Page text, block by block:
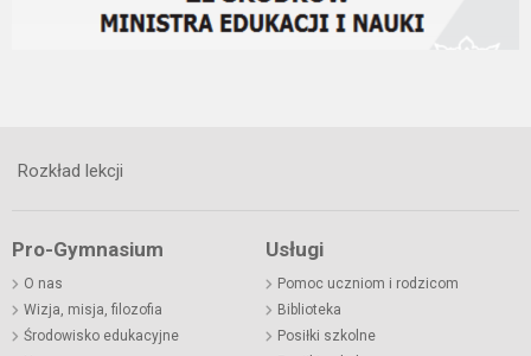
Rozkład lekcji
Pro-Gymnasium
O nas
Wizja, misja, filozofia
Środowisko edukacyjne
Usługi
Pomoc uczniom i rodzicom
Biblioteka
Posiłki szkolne